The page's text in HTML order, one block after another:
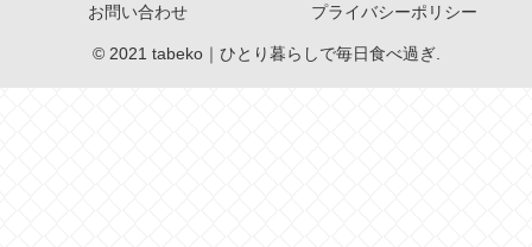
お問い合わせ
プライバシーポリシー
© 2021 tabeko｜ひとり暮らしで毎日食べ過ぎ.